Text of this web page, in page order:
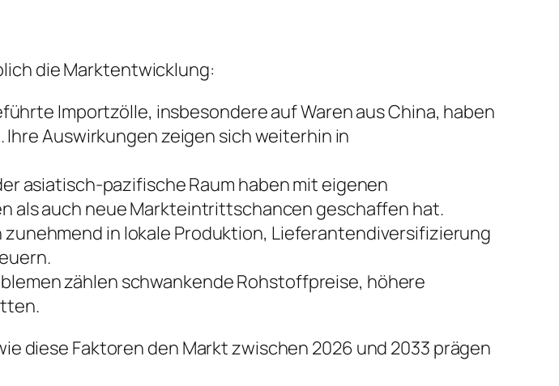
die Marktentwicklung:
Importzölle, insbesondere auf Waren aus China, haben
Auswirkungen zeigen sich weiterhin in
asiatisch-pazifische Raum haben mit eigenen
als auch neue Markteintrittschancen geschaffen hat.
in lokale Produktion, Lieferantendiversifizierung
zählen schwankende Rohstoffpreise, höhere
diese Faktoren den Markt zwischen 2026 und 2033 prägen